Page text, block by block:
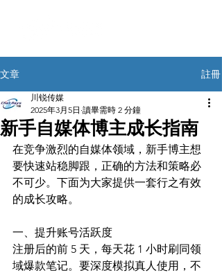
文章 註冊
新手自媒体博主成长指南
川锐传媒
2025年3月5日 讀畢需時 2 分鐘
在竞争激烈的自媒体领域，新手博主想
要快速站稳脚跟，正确的方法和策略必
不可少。下面为大家提供一套行之有效
的成长攻略。​
一、提升账号活跃度​
注册后的前 5 天，每天花 1 小时刷同领
域爆款笔记。要深度模拟真人使用，不